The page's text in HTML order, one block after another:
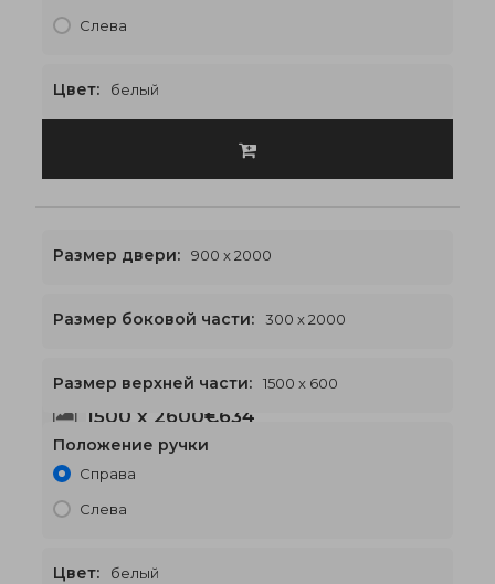
Слева
Цвет: белый
1500 x 2600€634
Размер двери: 900 x 2000
Размер боковой части: 300 x 2000
Размер верхней части: 1500 x 600
Положение ручки
Справа
Слева
Цвет: белый